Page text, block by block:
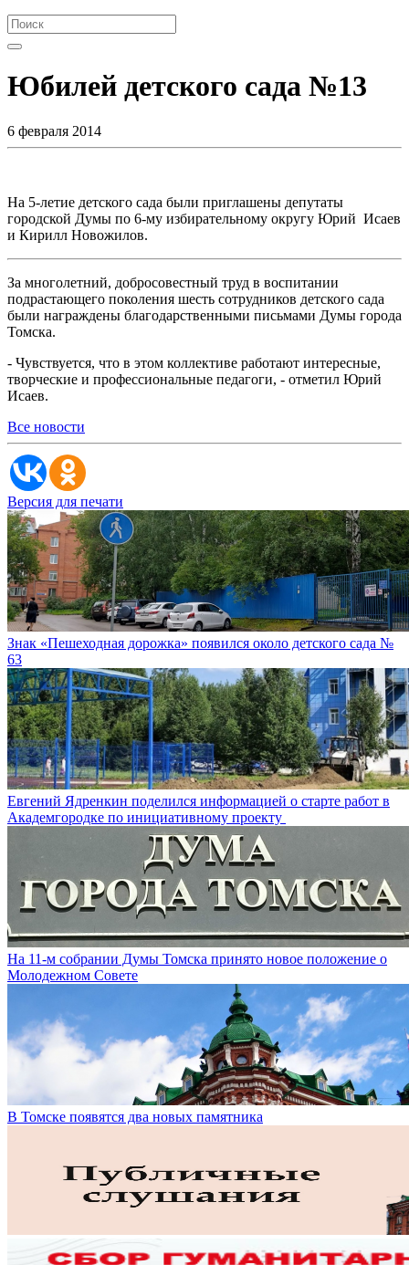
Юбилей детского сада №13
6 февраля 2014
На 5-летие детского сада были приглашены депутаты
городской Думы по 6-му избирательному округу Юрий Исаев
и Кирилл Новожилов.
За многолетний, добросовестный труд в воспитании
подрастающего поколения шесть сотрудников детского сада
были награждены благодарственными письмами Думы города
Томска.
- Чувствуется, что в этом коллективе работают интересные,
творческие и профессиональные педагоги, - отметил Юрий
Исаев.
Все новости
Версия для печати
Знак «Пешеходная дорожка» появился около детского сада №
63
Евгений Ядренкин поделился информацией о старте работ в
Академгородке по инициативному проекту
На 11-м собрании Думы Томска принято новое положение о
Молодежном Совете
В Томске появятся два новых памятника